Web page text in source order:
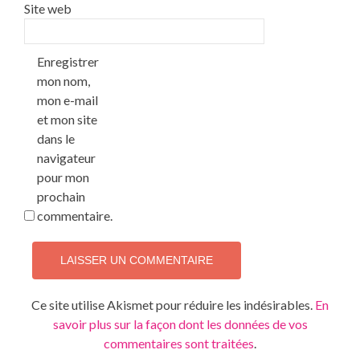
Site web
Enregistrer
mon nom,
mon e-mail
et mon site
dans le
navigateur
pour mon
prochain
commentaire.
Ce site utilise Akismet pour réduire les indésirables. En
savoir plus sur la façon dont les données de vos
commentaires sont traitées.